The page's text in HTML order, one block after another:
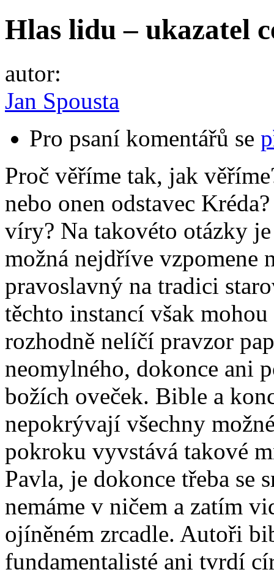
Hlas lidu – ukazatel
autor:
Jan Spousta
Pro psaní komentářů se
Proč věříme tak, jak
nebo onen odstavec
víry? Na takovéto otázky
možná nejdříve vzpomene
pravoslavný na tradici
těchto instancí však
rozhodně nelíčí pravzor
neomylného, dokonce ani
božích oveček. Bible a
nepokrývají všechny
pokroku vyvstává takové
Pavla, je dokonce třeba se
nemáme v ničem a zatím
ojíněném zrcadle. Autoři
fundamentalisté ani tvrdí